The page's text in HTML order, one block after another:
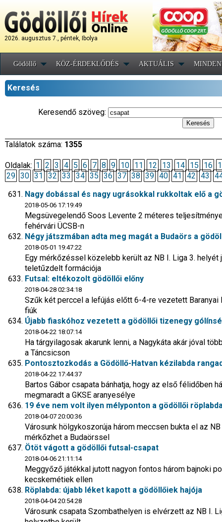
2026. augusztus 7., péntek, Ibolya
Gödöllő KÖZ-ÉRDEKLŐDÉS AKTUÁLIS
Keresés
Keresendő szöveg:
Találatok száma: 1355
Oldalak: 1 2 3 4 5 6 7 8 9 10 11 12 13 14 15 16
29 30 31 32 33 34 35 36 37 38 39 40 41 42 43
Nagy dobással és nagy ugrásokkal rukkoltak elő a
2018-05-06 17:19:49
Megsüvegelendő Soos Levente 2 méteres
fehérvári ÜCSB-n
Négy játszmában adta meg magát a Budaörs a
2018-05-01 19:47:22
Egy mérkőzéssel közelebb került az NB I. Liga 3. helyét
teletűzdelt formációja
Futsal: eltékozolt gödöllői előny
2018-04-28 02:34:18
Szűk két perccel a lefújás előtt 6-4-re vezetett Baranyai
fiúk
Újabb fiaskóhoz vezetett a gödöllői tizenegy
2018-04-22 18:07:14
Ha tárgyilagosak akarunk lenni, a Nagykáta akár jóval
a Táncsicson
Pontosztozkodás a Gödöllő-Hatvan kézilabda
2018-04-22 17:44:37
Bartos Gábor csapata bánhatja, hogy az első félidőben
megmaradt a GKSE aranyesélye
19 éve nem volt ilyen mélyponton a gödöllői
2018-04-07 20:00:36
Városunk hölgykoszorúja három meccsen bukta el az
mérkőzhet a Budaörssel
Ötöt vágott a gödöllői futsal-csapat
2018-04-06 21:11:14
Meggyőző játékkal jutott nagyon fontos három bajnoki
kecskemétiek ellen
Röplabda: újabb léket kapott a gödöllőiek hajója
2018-04-04 20:54:28
Városunk csapata Szombathelyen is elvérzett az NB I.